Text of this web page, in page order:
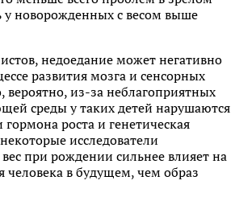
у новорожденных с весом выше
недоедание может негативно
развития мозга и сенсорных
вероятно, из-за неблагоприятных
среды у таких детей нарушаются
роста и генетическая
исследователи
при рождении сильнее влияет на
человека в будущем, чем образ